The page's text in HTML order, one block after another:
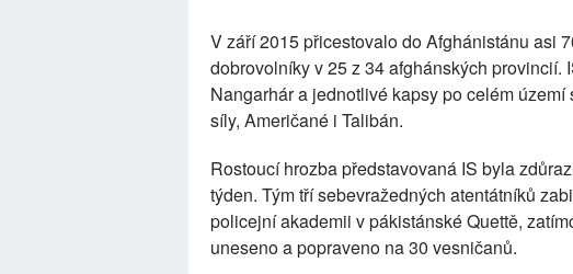
V září 2015 přicestovalo do Afghánistánu asi
dobrovolníky v 25 z 34 afghánských
Nangarhár a jednotlivé kapsy po celém
síly, Američané i Talibán.
Rostoucí hrozba představovaná IS byla
týden. Tým tří sebevražedných atentátníků
policejní akademii v pákistánské Quettě,
uneseno a popraveno na 30 vesničanů.